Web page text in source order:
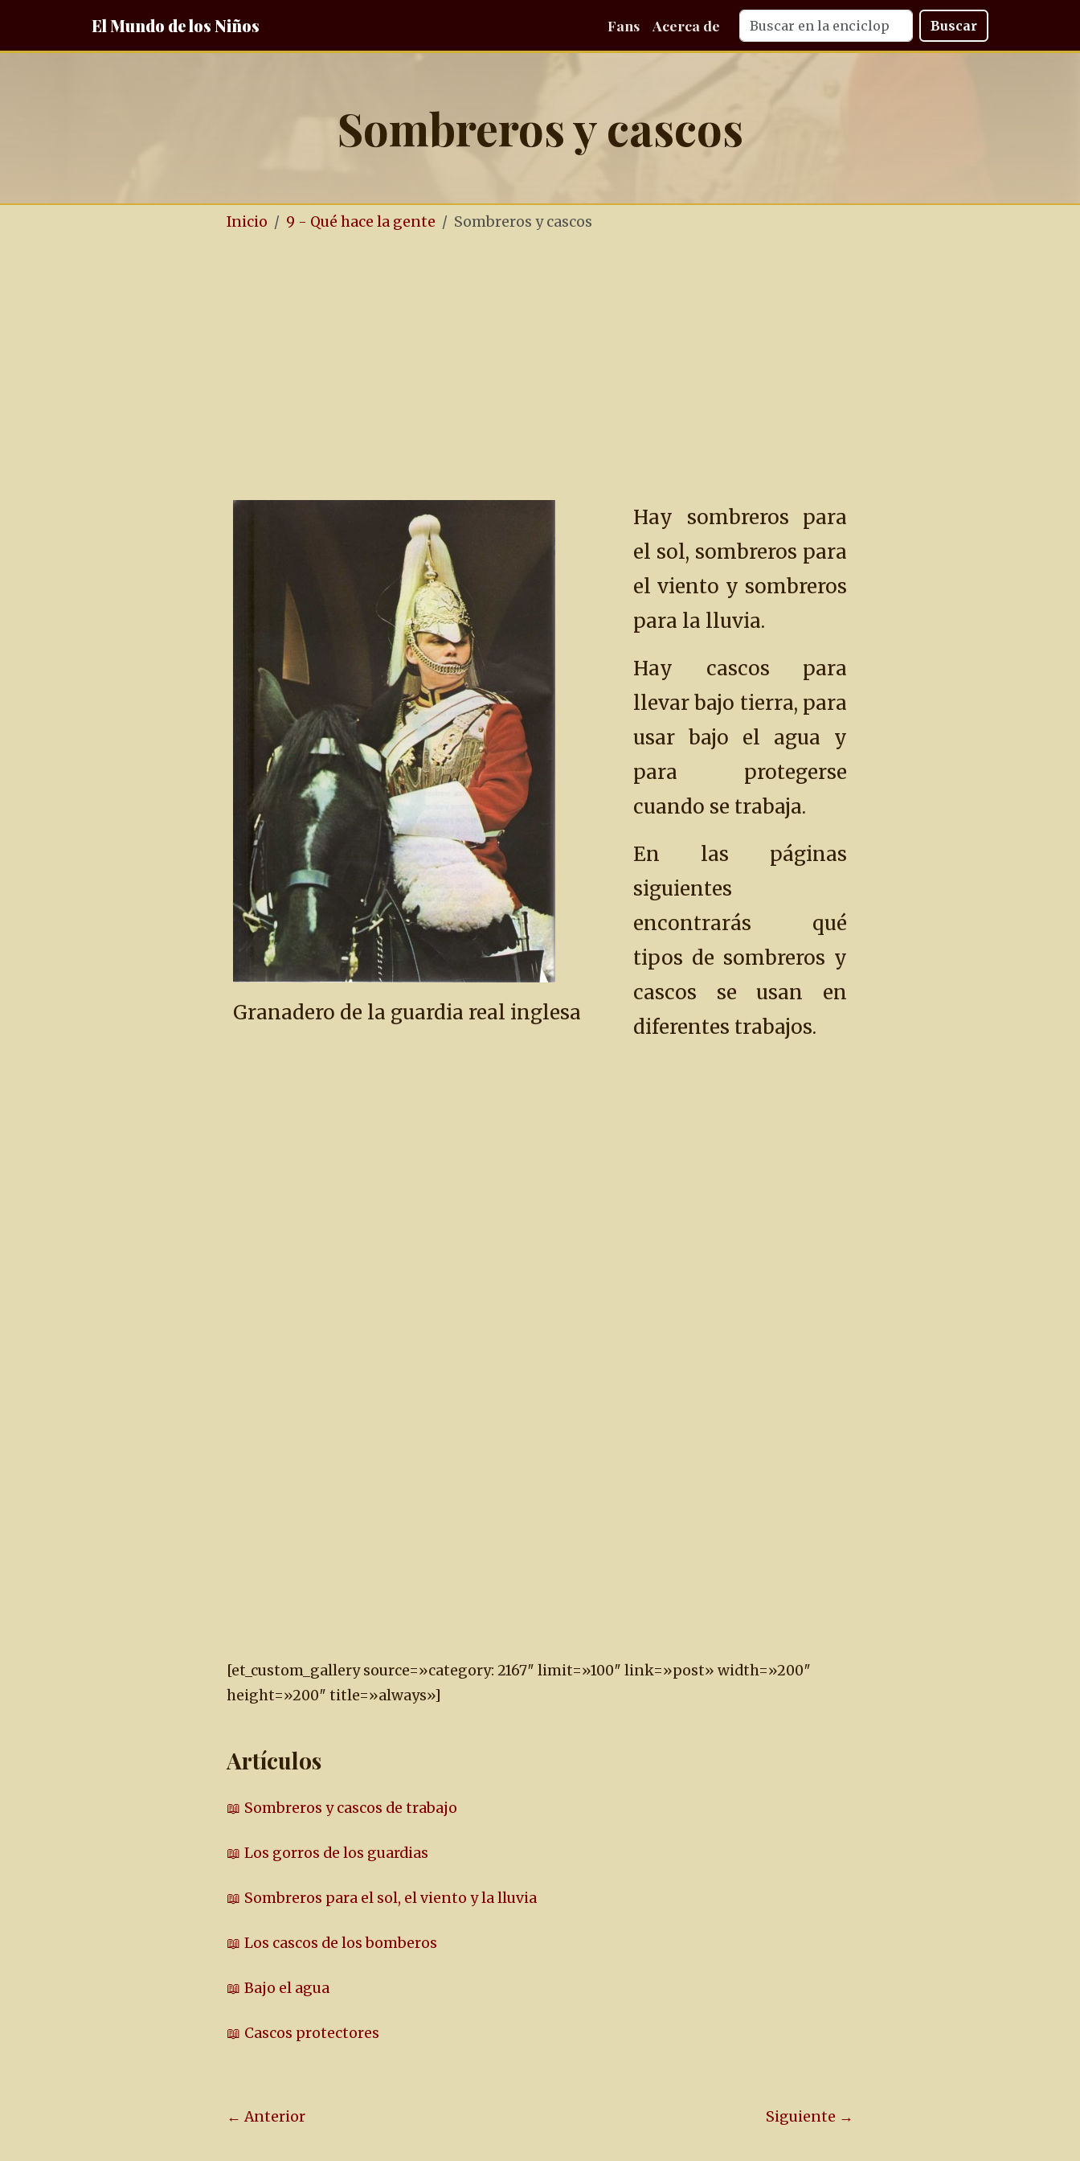
El Mundo de los Niños Fans Acerca de Buscar
Sombreros y cascos
Inicio 9 - Qué hace la gente Sombreros y cascos
Granadero de la guardia real inglesa
Hay sombreros para
el sol, sombreros para
el viento y sombreros
para la lluvia.
Hay cascos para
llevar bajo tierra, para
usar bajo el agua y
para protegerse
cuando se trabaja.
En las páginas
siguientes
encontrarás qué
tipos de sombreros y
cascos se usan en
diferentes trabajos.
[et_custom_gallery source=»category: 2167″ limit=»100″ link=»post» width=»200″
height=»200″ title=»always»]
Artículos
📖 Sombreros y cascos de trabajo
📖 Los gorros de los guardias
📖 Sombreros para el sol, el viento y la lluvia
📖 Los cascos de los bomberos
📖 Bajo el agua
📖 Cascos protectores
← Anterior Siguiente →